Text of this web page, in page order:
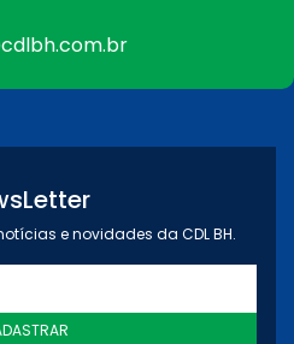
e novidades da CDL BH.